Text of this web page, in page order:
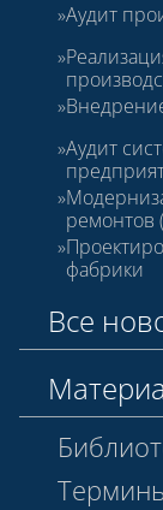
Аудит
Аудит
ремонтов
фабрики
Все